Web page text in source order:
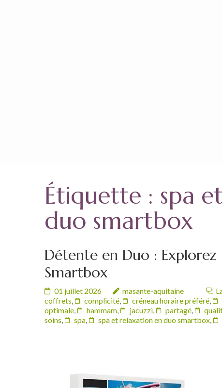
Étiquette : spa
duo smartbox
Détente en Duo : Explorez
Smartbox
01 juillet 2026 masante-aquitaine
coffrets, complicité, créneau horaire préféré,
optimale, hammam, jacuzzi, partagé,
soins, spa, spa et relaxation en duo smartbox,